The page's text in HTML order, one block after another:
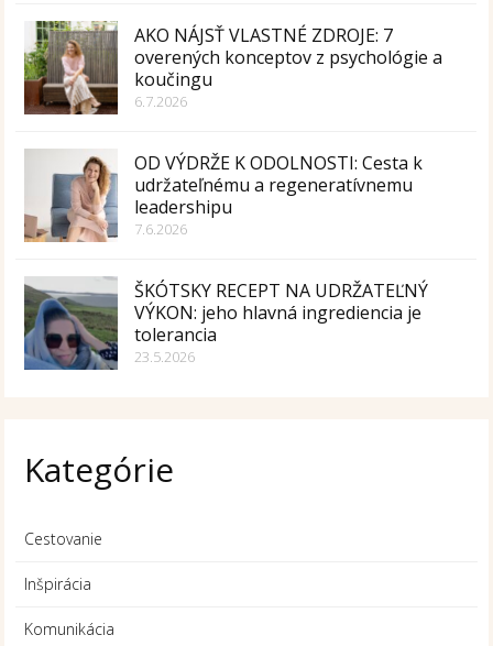
AKO NÁJSŤ VLASTNÉ ZDROJE: 7
overených konceptov z psychológie a
koučingu
6.7.2026
OD VÝDRŽE K ODOLNOSTI: Cesta k
udržateľnému a regeneratívnemu
leadershipu
7.6.2026
ŠKÓTSKY RECEPT NA UDRŽATEĽNÝ
VÝKON: jeho hlavná ingrediencia je
tolerancia
23.5.2026
Kategórie
Cestovanie
Inšpirácia
Komunikácia